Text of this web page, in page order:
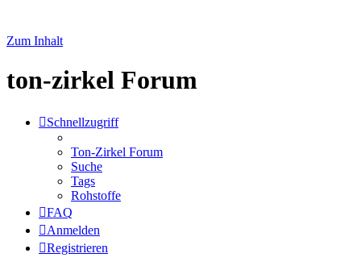
Zum Inhalt
ton-zirkel Forum
Schnellzugriff
Ton-Zirkel Forum
Suche
Tags
Rohstoffe
FAQ
Anmelden
Registrieren